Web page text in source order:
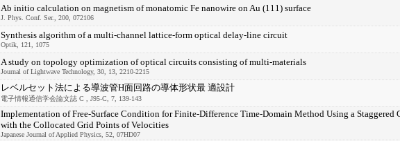
Ab initio calculation on magnetism of monatomic Fe nanowire on Au (111) surface
J. Phys. Conf. Ser., 200, 072106
Synthesis algorithm of a multi-channel lattice-form optical delay-line circuit
Optik, 121, 1075
A study on topology optimization of optical circuits consisting of multi-materials
Journal of Lightwave Technology, 30, 13, 2210-2215
レベルセット法による導波管H面回路の導体形状最 適設計
電子情報通信学会論文誌 C , J95-C, 7, 139-143
Implementation of Free-Surface Condition for Finite-Difference Time-Domain Method Using a Staggered
with the Collocated Grid Points of Velocities
Japanese Journal of Applied Physics, 52, 07HD07